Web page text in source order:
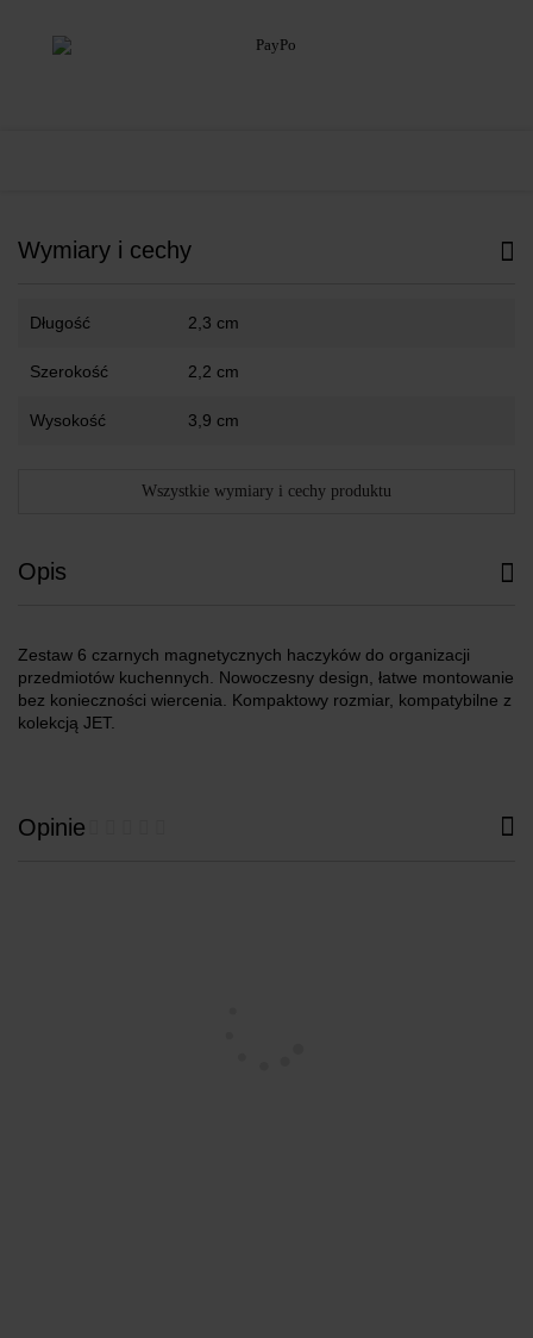
Wymiary i cechy
Długość 2,3 cm
Szerokość 2,2 cm
Wysokość 3,9 cm
Wszystkie wymiary i cechy produktu
Opis
Zestaw 6 czarnych magnetycznych haczyków do organizacji
przedmiotów kuchennych. Nowoczesny design, łatwe montowanie
bez konieczności wiercenia. Kompaktowy rozmiar, kompatybilne z
kolekcją JET.
Opinie